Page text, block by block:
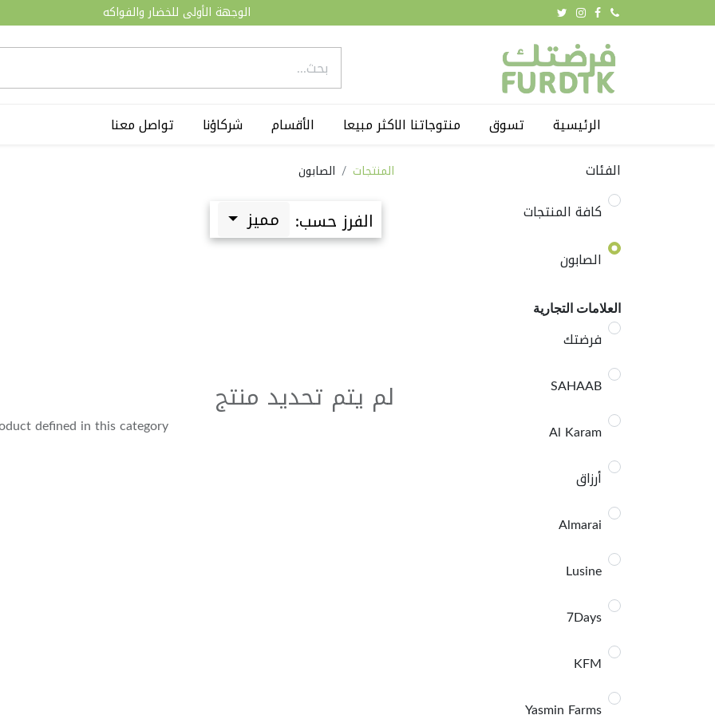
الوجهة الأولى للخضار والفواكه
الرئيسية تسوق منتوجاتنا الاكثر مبيعا الأقسام شركاؤنا
تواصل معنا
الفئات
كافة المنتجات
الصابون
العلامات التجارية
فرضتك
SAHAAB
Al Karam
أرزاق
Almarai
Lusine
7Days
KFM
المنتجات الصابون
الفرز حسب: مميز
لم يتم تحديد منتج
defined in this category.